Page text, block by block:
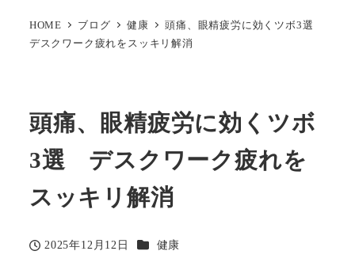
HOME ブログ 健康
頭痛、眼精疲労に効くツボ3選
デスクワーク疲れをスッキリ解消
頭痛、眼精疲労に効くツボ
3選 デスクワーク疲れを
スッキリ解消
投稿日
2025年12月12日 カテゴリー
健康